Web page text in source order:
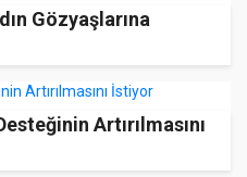
Gözyaşlarına
Artırılmasını